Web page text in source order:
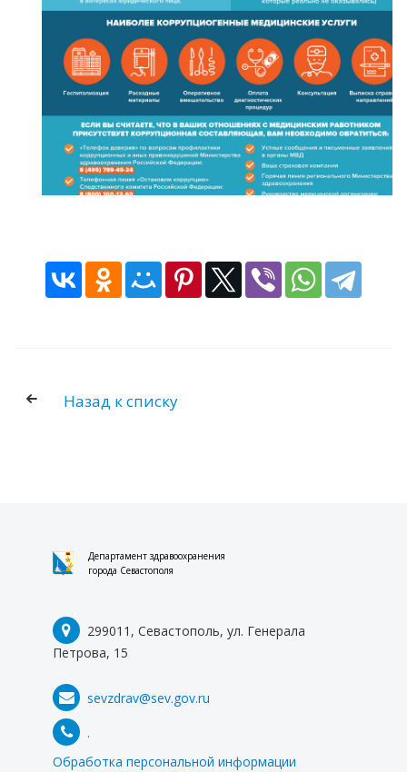
Назад к списку
Департамент здравоохранения
города Севастополя
299011, Севастополь, ул. Генерала
Петрова, 15
sevzdrav@sev.gov.ru
.
Обработка персональной информации